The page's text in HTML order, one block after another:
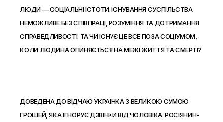
ЛЮДИ — СОЦІАЛЬНІ ІСТОТИ. ІСНУВАННЯ СУСПІЛЬСТВА
НЕМОЖЛИВЕ БЕЗ СПІВПРАЦІ, РОЗУМІННЯ ТА ДОТРИМАННЯ
СПРАВЕДЛИВОСТІ. ТА ЧИ ІСНУЄ ЦЕ ВСЕ ПОЗА СОЦІУМОМ,
КОЛИ ЛЮДИНА ОПИНЯЄТЬСЯ НА МЕЖІ ЖИТТЯ ТА СМЕРТІ?
ДОВЕДЕНА ДО ВІДЧАЮ УКРАЇНКА З ВЕЛИКОЮ СУМОЮ
ГРОШЕЙ, ЯКА ІГНОРУЄ ДЗВІНКИ ВІД ЧОЛОВІКА. РОСІЯНИН-